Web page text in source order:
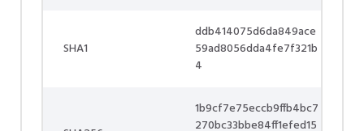
SHA1
ddb414075d6da849ace
59ad8056dda4fe7f321b
4
1b9cf7e75eccb9ffb4bc7
270bc33bbe84ff1efed15